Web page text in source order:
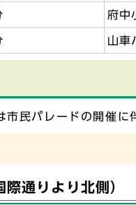
府中
山車
民パレードの開催に
通りより北側）